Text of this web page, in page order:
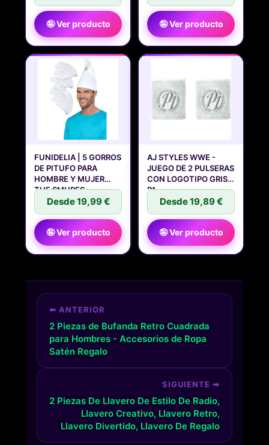
🤪 Ver producto 🤪 Ver producto
FUNIDELIA | 5 GORROS
DE PITUFO PARA
HOMBRE Y MUJER
THE SMURFS,
Desde 19,99 €
🤪 Ver producto
AJ STYLES WWE -
JUEGO DE 2 PULSERAS
CON LOGOTIPO GRIS
P1
Desde 19,89 €
🤪 Ver producto
⬅ ANTERIOR
2 Piezas de Bufanda Retro Cuadrada
para Hombres - Accesorios de Ropa
Satén Regalo
SIGUIENTE ➡
2 Piezas De Llavero De Estilo De Radio,
Llavero Creativo, Llavero Retro,
Llavero Divertido, Llavero De Regalo